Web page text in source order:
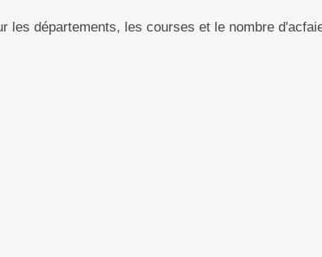
départements, les courses et le nombre